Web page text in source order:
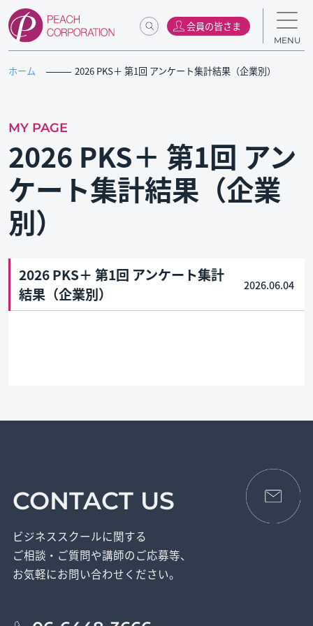
会員の皆さま
MENU
ホーム 2026 PKS＋ 第1回 アンケート集計結果（企業別）
MY PAGE
2026 PKS＋ 第1回 アン
ケート集計結果（企業
別）
2026 PKS＋ 第1回 アンケート集計
結果（企業別）
2026.06.04
CONTACT US
ビジネススクールに関する
ご相談・ご質問や講師のご応募等、
お気軽にお問い合わせください。